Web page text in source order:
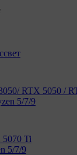
RTX 5050 /
5/7/9
Ti
5/7/9